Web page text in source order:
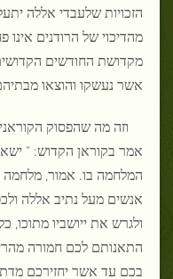
הזכויות שלעבדי אללה
מהדיכוי של הרודנים
מקדושת החודשים
אשר נעשקו והוצאו
וזה מה שהפסוק
אמר בקוראן הקדוש: "
המלחמה בו. אמור, מלחמה
אנשים מעל נתיב אללה
ולגרש את ייושביו מתוכו,
התאנותם לכם חמורה
בכם עד אשר יחזירכם